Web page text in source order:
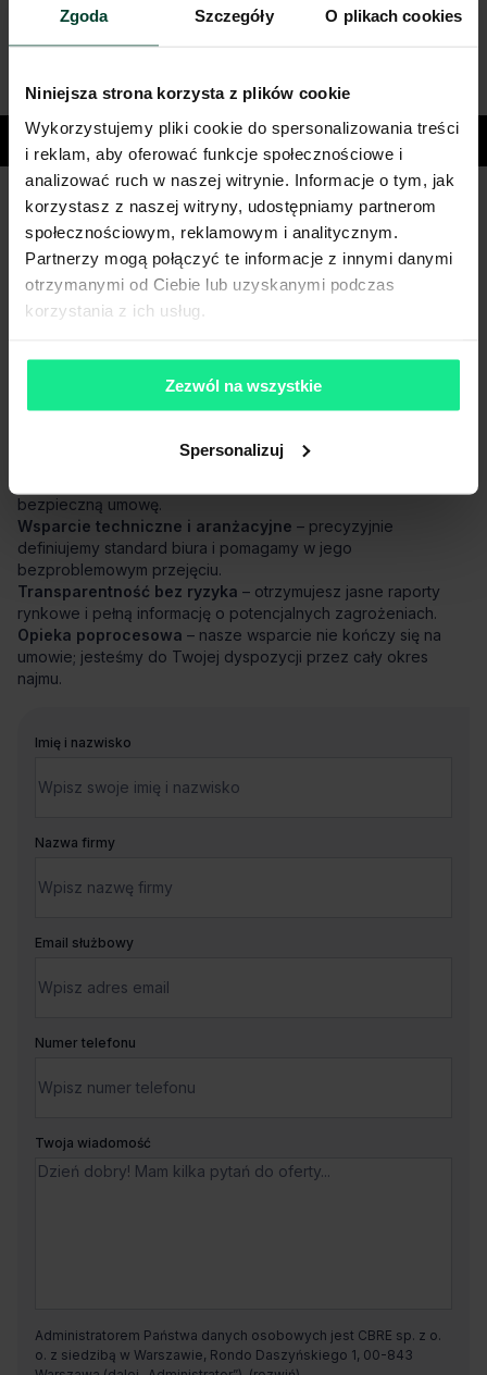
Zgoda Szczegóły O plikach cookies
Niniejsza strona korzysta z plików cookie
Wykorzystujemy pliki cookie do spersonalizowania treści
i reklam, aby oferować funkcje społecznościowe i
analizować ruch w naszej witrynie. Informacje o tym, jak
korzystasz z naszej witryny, udostępniamy partnerom
społecznościowym, reklamowym i analitycznym.
Partnerzy mogą połączyć te informacje z innymi danymi
otrzymanymi od Ciebie lub uzyskanymi podczas
korzystania z ich usług.
Zezwól na wszystkie
Spersonalizuj
Miasta
Masz pytania dotyczące oferty?
Opowiedz nam o swoich potrzebach, a my pomożemy Ci
wybrać biuro dopasowane do Twojej firmy.
Napisz do nas!
Płynny proces i oszczędność czasu– dedykowany opiekun
skoordynuje cały proces od analizy potrzeb po
Negocjacje z zyskiem– dzięki znajomości rynku i analizie
bezpieczną umowę.
Wsparcie techniczne i aranżacyjne – precyzyjnie
definiujemy standard biura i pomagamy w jego
bezproblemowym przejęciu.
Transparentność bez ryzyka – otrzymujesz jasne raporty
rynkowe i pełną informację o potencjalnych zagrożeniach.
Opieka poprocesowa – nasze wsparcie nie kończy się na
umowie; jesteśmy do Twojej dyspozycji przez cały okres
najmu.
Imię i nazwisko
Nazwa firmy
Email służbowy
Numer telefonu
Twoja wiadomość
Administratorem Państwa danych osobowych jest CBRE sp. z o.
o. z siedzibą w Warszawie, Rondo Daszyńskiego 1, 00-843